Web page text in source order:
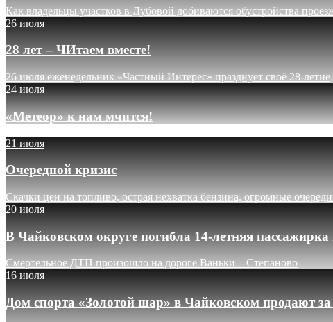
Как владельцы участков в Дубовой добиваются обустройства
26 июля
28 лет – ЧИтаем вместе!
26 июля еженедельник «Частный Интерес» празднует своё 28-летие
24 июля
«Метеор» к нам мчится!
21 июля
Очередной кризис
Скачки цен на топливо, острая нехватка бензина, огромные
20 июля
В Чайковском округе погибла 14-летняя пассажирка
Смертельное ДТП произошло на дороге Ваньки – Степаново
16 июля
Дом спорта «Золотой шар» в Чайковском продают